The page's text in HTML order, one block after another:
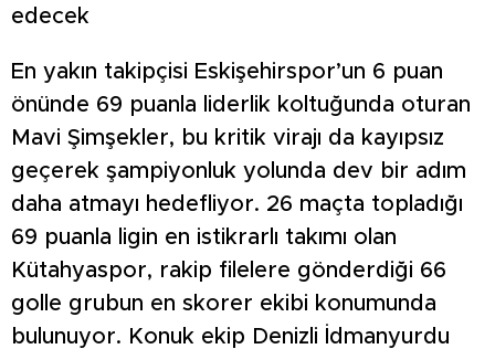
edecek
En yakın takipçisi Eskişehirspor’un 6 puan
önünde 69 puanla liderlik koltuğunda oturan
Mavi Şimşekler, bu kritik virajı da kayıpsız
geçerek şampiyonluk yolunda dev bir adım
daha atmayı hedefliyor. 26 maçta topladığı
69 puanla ligin en istikrarlı takımı olan
Kütahyaspor, rakip filelere gönderdiği 66
golle grubun en skorer ekibi konumunda
bulunuyor. Konuk ekip Denizli İdmanyurdu